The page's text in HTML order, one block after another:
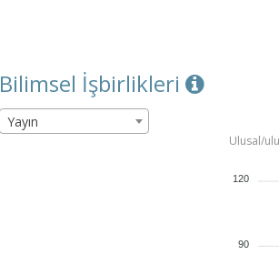
Bilimsel İşbirlikleri
Yayın
Ulusal/
120
90